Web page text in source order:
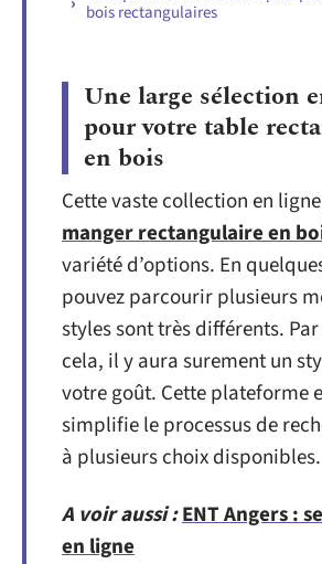
bois rectangulaires
Une large sélection
pour votre table
en bois
Cette vaste collection en ligne
manger rectangulaire en
variété d’options. En
pouvez parcourir plusieurs
styles sont très différents.
cela, il y aura surement un
votre goût. Cette plateforme
simplifie le processus de
à plusieurs choix disponibles.
A voir aussi :ENT Angers :
en ligne